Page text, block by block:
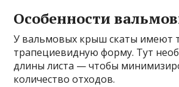
Особенности
У вальмовых крыш скаты имеют
трапециевидную форму. Тут
длины листа — чтобы
количество отходов.